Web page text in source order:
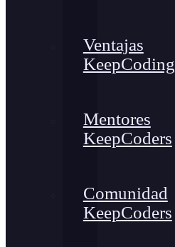
Ventajas
KeepCoding
Mentores
KeepCoders
Comunidad
KeepCoders